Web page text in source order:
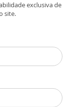
exclusiva de
site.